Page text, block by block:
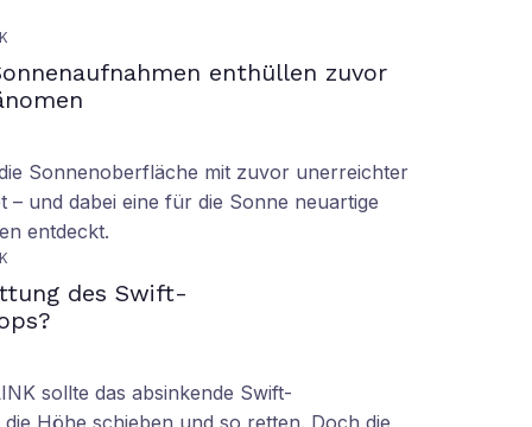
enthüllen zuvor
Sonnenoberfläche mit zuvor unerreichter
– und dabei eine für die Sonne neuartige
entdeckt.
des Swift-
sollte das absinkende Swift-
Höhe schieben und so retten. Doch die